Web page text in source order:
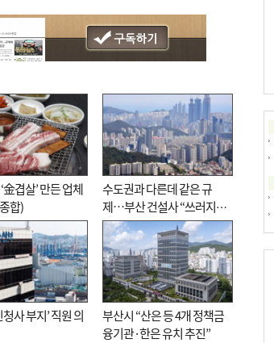
金겹살’ 만든 업체
합)
수도권과 다른데 같은 규
제…부산 건설사 “쓰러지기
직전”
사 부지’ 직원 의
부산시 “산은 등 4개 정책금
융기관·한은 유치 추진”